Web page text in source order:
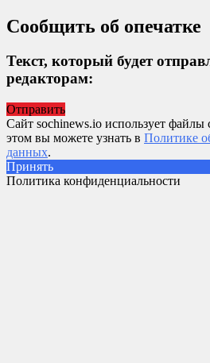
Сообщить об опечатке
Текст, который будет
редакторам:
Отправить
Сайт sochinews.io использует
этом вы можете узнать в Политике
данных.
Принять
Политика конфиденциальности